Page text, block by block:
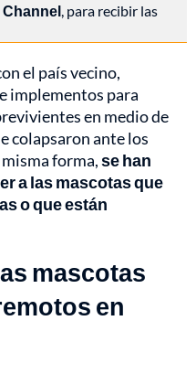
, para recibir las
el país vecino,
implementos para
en medio de
colapsaron ante los
forma,se han
a las mascotas que
o que están
mascotas
en